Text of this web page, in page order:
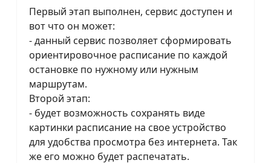
Первый этап выполнен, сервис доступен и
вот что он может:
- данный сервис позволяет сформировать
ориентировочное расписание по каждой
остановке по нужному или нужным
маршрутам.
Второй этап:
- будет возможность сохранять виде
картинки расписание на свое устройство
для удобства просмотра без интернета. Так
же его можно будет распечатать.